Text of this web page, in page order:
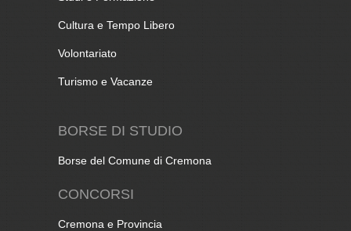
Cultura e Tempo Libero
Volontariato
Turismo e Vacanze
BORSE DI STUDIO
Borse del Comune di Cremona
CONCORSI
Cremona e Provincia